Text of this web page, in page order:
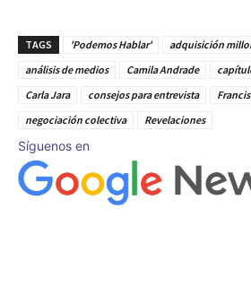
TAGS 'Podemos Hablar'
adquisición
análisis de medios
Camila Andrade
Carla Jara
consejos para entrevista
negociación colectiva
Revelaciones
Síguenos en